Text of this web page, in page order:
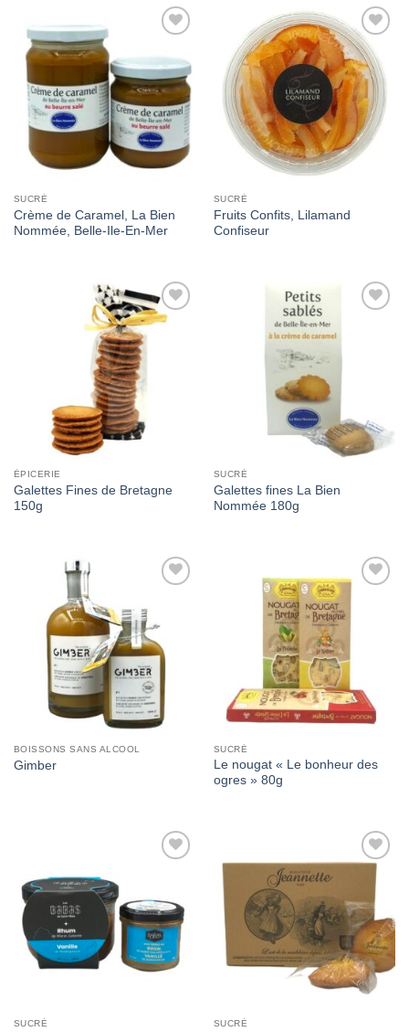
Wishlist
SUCRÉ
Crème de Caramel, La Bien
Nommée, Belle-Ile-En-Mer
Add to
Wishlist
SUCRÉ
Fruits Confits, Lilamand
Confiseur
Add to
ÉPICERIE
Galettes Fines de Bretagne
150g
SUCRÉ
Galettes fines La Bien
Nommée 180g
BOISSONS SANS ALCOOL
Gimber
SUCRÉ
Le nougat « Le bonheur des
ogres » 80g
SUCRÉ
Add to
Wishlist
SUCRÉ